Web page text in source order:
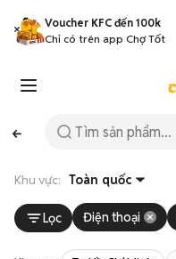
Voucher KFC đến 100k
Chỉ có trên app Chợ Tốt
Khu vực: Toàn quốc
Lọc Điện thoại